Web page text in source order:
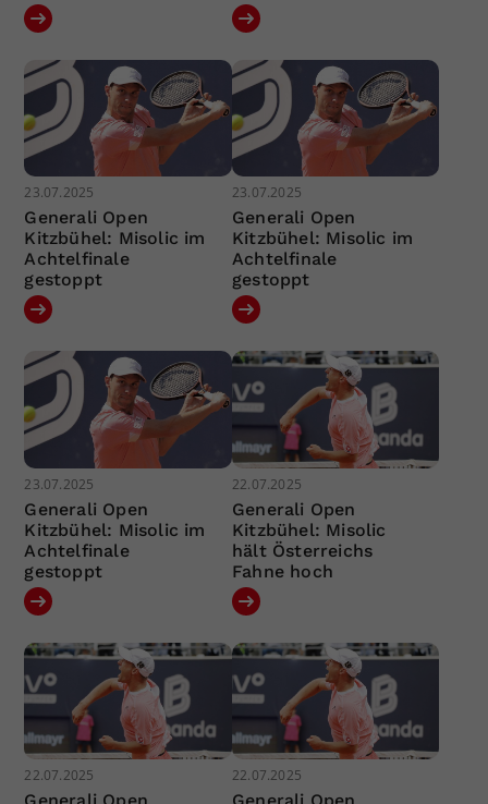
23.07.2025
Generali Open
Kitzbühel: Misolic im
Achtelfinale
gestoppt
23.07.2025
Generali Open
Kitzbühel: Misolic im
Achtelfinale
gestoppt
23.07.2025
Generali Open
Kitzbühel: Misolic im
Achtelfinale
gestoppt
22.07.2025
Generali Open
Kitzbühel: Misolic
hält Österreichs
Fahne hoch
22.07.2025 22.07.2025